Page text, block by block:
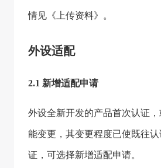
情见《上传资料》。
外设适配
2.1 新增适配申请
外设全新开发的产品首次认证
能变更，其变更程度已使既往
证，可选择新增适配申请。